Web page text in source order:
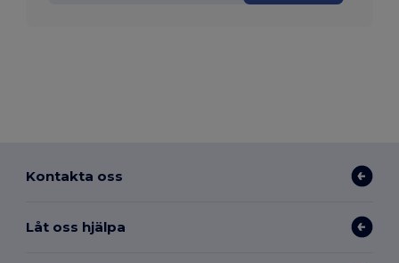
Kontakta oss
Låt oss hjälpa